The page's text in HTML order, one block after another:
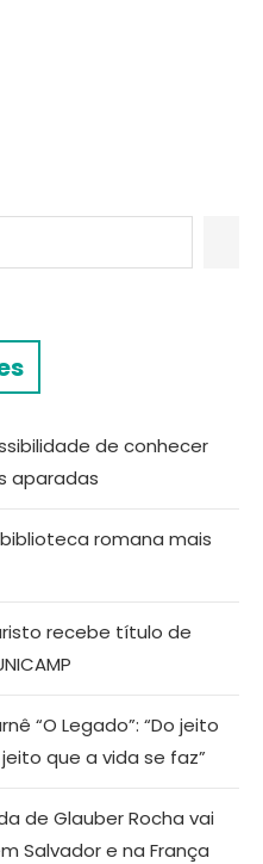
de conhecer
aparadas
romana mais
recebe título de
“O Legado”: “Do jeito
que a vida se faz”
de Glauber Rocha vai
Salvador e na França